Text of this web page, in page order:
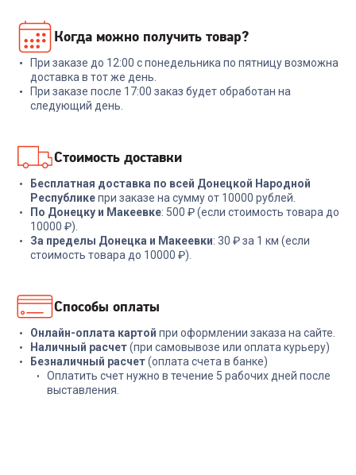
Набор посуды COOLINAR
(92012) 6 предметов
+ 89 бонусов
2 999₽
1291 Prime 8 пред.
18 999₽
Когда можно получить товар?
При заказе до 12:00 с понедельника по пятницу возможна
доставка в тот же день.
При заказе после 17:00 заказ будет обработан на
следующий день.
Стоимость доставки
Бесплатная доставка по всей Донецкой Народной
Республикепри заказе на сумму от 10000 рублей.
По Донецку и Макеевке: 500 ₽ (если стоимость товара до
10000 ₽).
За пределы Донецка и Макеевки: 30 ₽ за 1 км (если
стоимость товара до 10000 ₽).
Способы оплаты
Онлайн-оплата картой при оформлении заказа на сайте.
Наличный расчет(при самовывозе или оплата курьеру)
Безналичный расчет(оплата счета в банке)
Оплатить счет нужно в течение 5 рабочих дней после
выставления.